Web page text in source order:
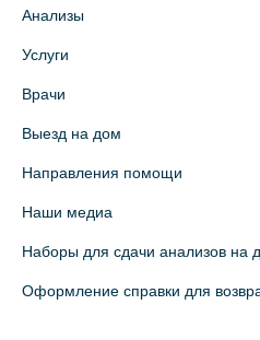
12к2 (официальный
Медицинский центр
(официальный
+7 (812) 664-55-80
На карте
Анализы
Услуги
Врачи
Выезд на дом
Направления помощи
Наши медиа
Наборы для сдачи анализов на
Оформление справки для